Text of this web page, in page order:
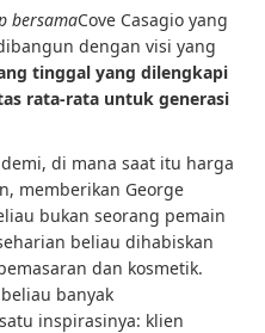
bersamaCove Casagio yang
dengan visi yang
tinggal yang dilengkapi
rata-rata untuk generasi
di mana saat itu harga
memberikan George
bukan seorang pemain
beliau dihabiskan
dan kosmetik.
banyak
inspirasinya: klien